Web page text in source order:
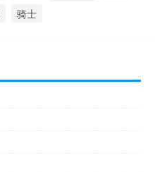
骑士